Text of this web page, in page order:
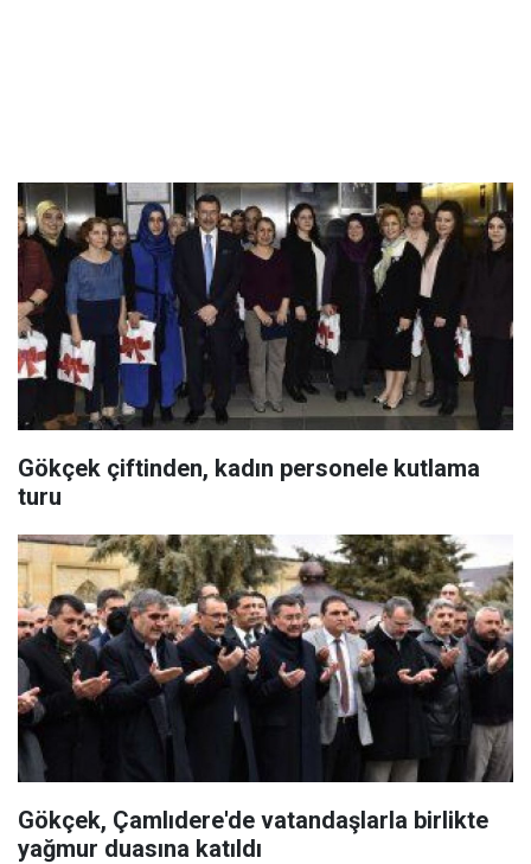
Gökçek çiftinden, kadın personele kutlama
turu
Gökçek, Çamlıdere'de vatandaşlarla birlikte
yağmur duasına katıldı